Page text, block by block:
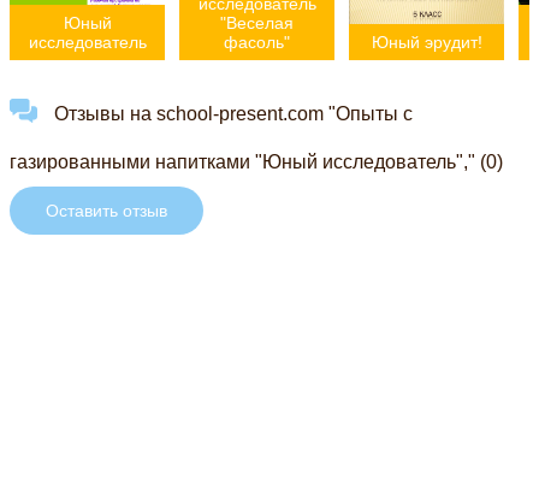
Юный
исследователь
"Веселая
фасоль"
Юный эрудит!
Отзывы на school-present.com "Опыты с
газированными напитками "Юный исследователь"," (0)
Оставить отзыв